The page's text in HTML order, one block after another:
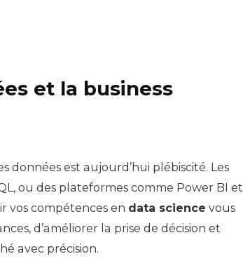
et la business
données est aujourd’hui plébiscité. Les
ou des plateformes comme Power BI et
vos compétences en data science vous
d’améliorer la prise de décision et
avec précision.